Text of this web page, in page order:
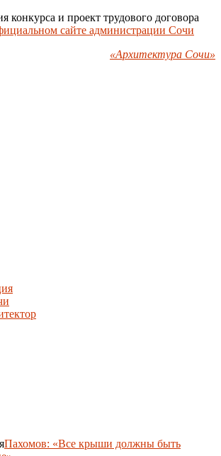
конкурса и проект трудового договора
сайте администрации Сочи
«Архитектура Сочи»
Пахомов: «Все крыши должны быть